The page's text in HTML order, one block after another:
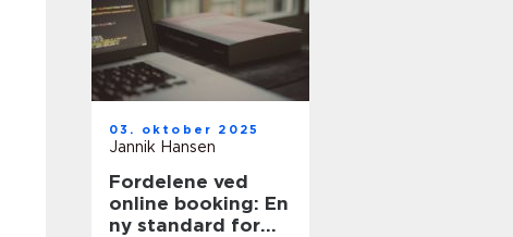
03. oktober 2025
Jannik Hansen
Fordelene ved
online booking: En
ny standard for